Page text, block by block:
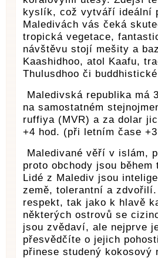
kyslík, což vytváří ideální
Maledivách vás čeká
tropická vegetace,
návštěvu stojí mešity a
Kaashidhoo, atol Kaafu,
Thulusdhoo či
Maledivská republika má
na samostatném
ruffiya (MVR) a za dolar
+4 hod. (při letním čase
Maledivané věří v islám,
proto obchody jsou
Lidé z Malediv jsou
země, tolerantní a
respekt, tak jako k hlavě
některých ostrovů se
jsou zvědaví, ale nejprve
přesvědčíte o jejich
přinese studený kokosový